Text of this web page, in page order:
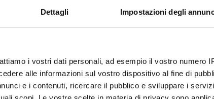
Dettagli Impostazioni degli
i vostri dati personali, ad esempio il vostro numero
alle informazioni sul vostro dispositivo al fine di
e i contenuti, ricercare il pubblico e sviluppare i
iniziative del DSE mirano alla valorizzazione dell’ecosistema
del territorio, promuovendo la connessione tra